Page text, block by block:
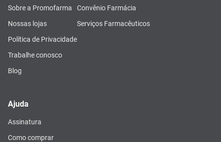
Sobre a Promofarma
Nossas lojas
Política de Privacidade
Trabalhe conosco
Blog
Convênio Farmácia
Serviços Farmacêuticos
Ajuda
Assinatura
Como comprar